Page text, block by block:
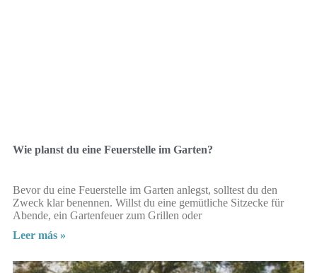
Wie planst du eine Feuerstelle im Garten?
Bevor du eine Feuerstelle im Garten anlegst, solltest du den
Zweck klar benennen. Willst du eine gemütliche Sitzecke für
Abende, ein Gartenfeuer zum Grillen oder
Leer más »